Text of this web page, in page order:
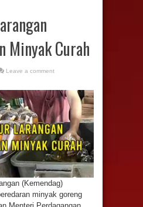
Minyak Curah
Leave a comment
(Kemendag)
minyak goreng